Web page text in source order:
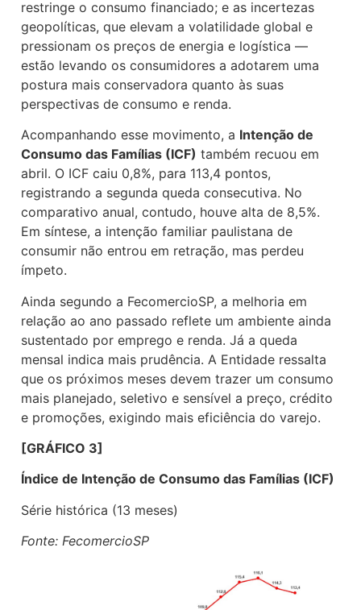
restringe o consumo financiado; e as incertezas
geopolíticas, que elevam a volatilidade global e
pressionam os preços de energia e logística —
estão levando os consumidores a adotarem uma
postura mais conservadora quanto às suas
perspectivas de consumo e renda.
Acompanhando esse movimento, a Intenção de
Consumo das Famílias (ICF) também recuou em
abril. O ICF caiu 0,8%, para 113,4 pontos,
registrando a segunda queda consecutiva. No
comparativo anual, contudo, houve alta de 8,5%.
Em síntese, a intenção familiar paulistana de
consumir não entrou em retração, mas perdeu
ímpeto.
Ainda segundo a FecomercioSP, a melhoria em
relação ao ano passado reflete um ambiente ainda
sustentado por emprego e renda. Já a queda
mensal indica mais prudência. A Entidade ressalta
que os próximos meses devem trazer um consumo
mais planejado, seletivo e sensível a preço, crédito
e promoções, exigindo mais eficiência do varejo.
[GRÁFICO 3]
Índice de Intenção de Consumo das Famílias (ICF)
Série histórica (13 meses)
Fonte: FecomercioSP